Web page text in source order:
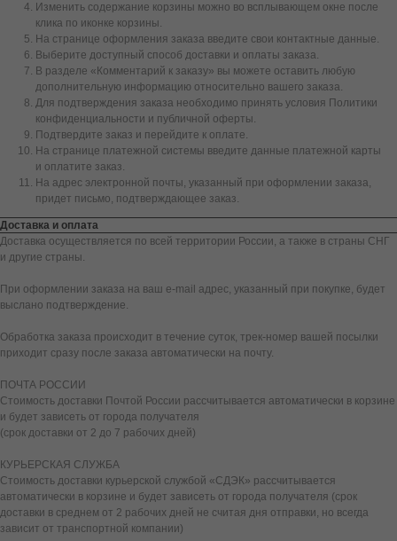
Изменить содержание корзины можно во всплывающем окне после
клика по иконке корзины.
На странице оформления заказа введите свои контактные данные.
Выберите доступный способ доставки и оплаты заказа.
В разделе «Комментарий к заказу» вы можете оставить любую
дополнительную информацию относительно вашего заказа.
Для подтверждения заказа необходимо принять условия Политики
конфиденциальности и публичной оферты.
Подтвердите заказ и перейдите к оплате.
На странице платежной системы введите данные платежной карты
и оплатите заказ.
На адрес электронной почты, указанный при оформлении заказа,
придет письмо, подтверждающее заказ.
Доставка и оплата
Доставка осуществляется по всей территории России, а также в страны СНГ
и другие страны.
При оформлении заказа на ваш e-mail адрес, указанный при покупке, будет
выслано подтверждение.
Обработка заказа происходит в течение суток, трек-номер вашей посылки
приходит сразу после заказа автоматически на почту.
ПОЧТА РОССИИ
Стоимость доставки Почтой России рассчитывается автоматически в корзине
и будет зависеть от города получателя
(срок доставки от 2 до 7 рабочих дней)
КУРЬЕРСКАЯ СЛУЖБА
Стоимость доставки курьерской службой «СДЭК» рассчитывается
автоматически в корзине и будет зависеть от города получателя (срок
доставки в среднем от 2 рабочих дней не считая дня отправки, но всегда
зависит от транспортной компании)